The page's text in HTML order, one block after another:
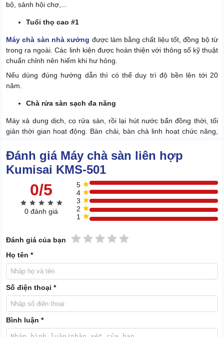
bộ, sảnh hội chợ,...
Tuổi thọ cao #1
Máy chà sàn nhà xưởng được làm bằng chất liệu tốt, đồng bộ từ
trong ra ngoài. Các linh kiện được hoàn thiện với thông số kỹ thuật
chuẩn chỉnh nên hiếm khi hư hỏng.
Nếu dùng đúng hướng dẫn thì có thể duy trì độ bền lên tới 20
năm.
Chà rửa sàn sạch đa năng
Máy xả dung dịch, cọ rửa sàn, rồi lại hút nước bẩn đồng thời, tối
giản thời gian hoạt động. Bàn chải, bàn chà linh hoạt chức năng,
măng, sàn lát gạch, đá hoa, epoxy,...
Đánh giá Máy chà sàn liên hợp
Kumisai KMS-501
0/5
0 đánh giá
5
4
3
2
1
Đánh giá của bạn 5 sao
4 sao
3 sao
2 sao
1 sao
Họ tên *
Số điện thoại *
Bình luận *